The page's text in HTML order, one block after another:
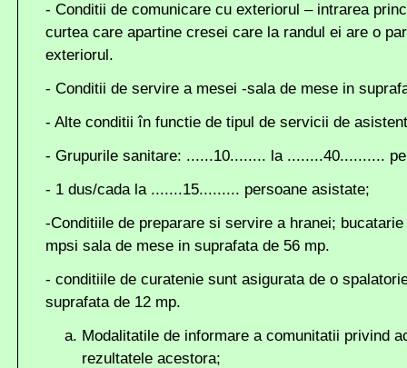
- Conditii de comunicare cu exteriorul – intrarea
curtea care apartine cresei care la randul ei are o
exteriorul.
- Conditii de servire a mesei -sala de mese in
- Alte conditii în functie de tipul de servicii de
- Grupurile sanitare: ......10........ la ........40..........
- 1 dus/cada la .......15......... persoane asistate;
-Conditiile de preparare si servire a hranei;
mpsi sala de mese in suprafata de 56 mp.
- conditiile de curatenie sunt asigurata de o
suprafata de 12 mp.
Modalitatile de informare a comunitatii privind
rezultatele acestora;